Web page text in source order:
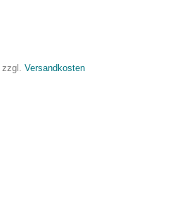
zzgl. Versandkosten